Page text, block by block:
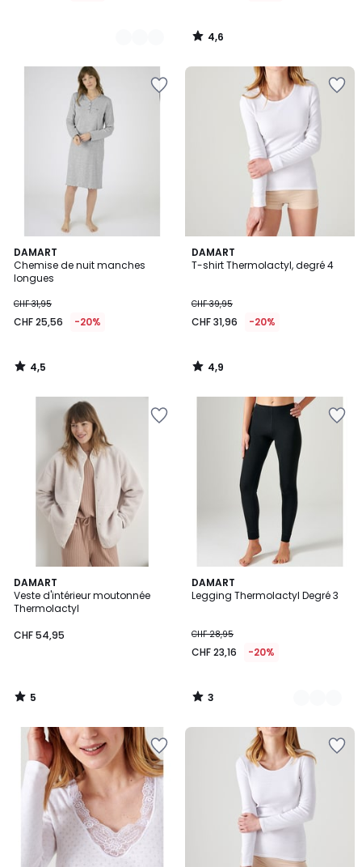
4,6
/
DAMART
Chemise de nuit manches
longues
CHF 31,95
CHF 25,56 -20%
4,5
/ 5
4,5
/
DAMART
T-shirt Thermolactyl, degré 4
CHF 39,95
CHF 31,96 -20%
4,9
/ 5
4,9
/
DAMART
Veste d'intérieur moutonnée
Thermolactyl
CHF 54,95
5
/
5
5
/
DAMART
Legging Thermolactyl Degré 3
CHF 28,95
CHF 23,16 -20%
3
/
2
Couleurs
3
/